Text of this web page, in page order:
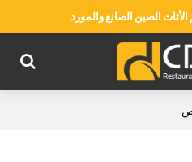
الأثاث الصين الصانع والمورد